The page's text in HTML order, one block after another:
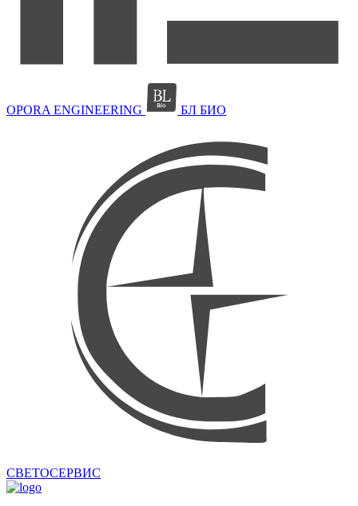
OPORA ENGINEERING БЛ БИО
СВЕТОСЕРВИС